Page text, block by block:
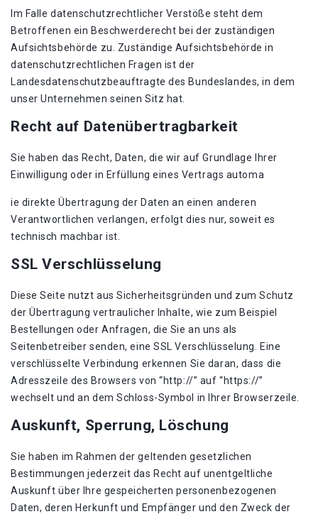
Im Falle datenschutzrechtlicher Verstöße steht dem
Betroffenen ein Beschwerderecht bei der zuständigen
Aufsichtsbehörde zu. Zuständige Aufsichtsbehörde in
datenschutzrechtlichen Fragen ist der
Landesdatenschutzbeauftragte des Bundeslandes, in dem
unser Unternehmen seinen Sitz hat.
Recht auf Datenübertragbarkeit
Sie haben das Recht, Daten, die wir auf Grundlage Ihrer
Einwilligung oder in Erfüllung eines Vertrags automa
ie direkte Übertragung der Daten an einen anderen
Verantwortlichen verlangen, erfolgt dies nur, soweit es
technisch machbar ist.
SSL Verschlüsselung
Diese Seite nutzt aus Sicherheitsgründen und zum Schutz
der Übertragung vertraulicher Inhalte, wie zum Beispiel
Bestellungen oder Anfragen, die Sie an uns als
Seitenbetreiber senden, eine SSL Verschlüsselung. Eine
verschlüsselte Verbindung erkennen Sie daran, dass die
Adresszeile des Browsers von “http://” auf “https://”
wechselt und an dem Schloss-Symbol in Ihrer Browserzeile.
Auskunft, Sperrung, Löschung
Sie haben im Rahmen der geltenden gesetzlichen
Bestimmungen jederzeit das Recht auf unentgeltliche
Auskunft über Ihre gespeicherten personenbezogenen
Daten, deren Herkunft und Empfänger und den Zweck der